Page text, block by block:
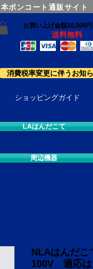
ボンコート通販サイト
お買い上げ金額10,000
送料無料
消費税率変更に伴うお知
ショッピングガイド
LAはんだこて
周辺機器
NLAはんだ
100V 適応